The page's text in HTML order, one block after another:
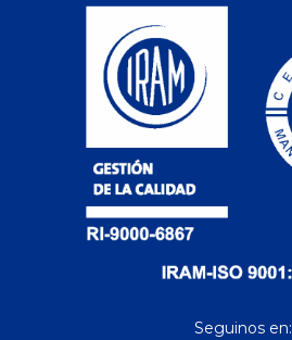
Seguinos en: